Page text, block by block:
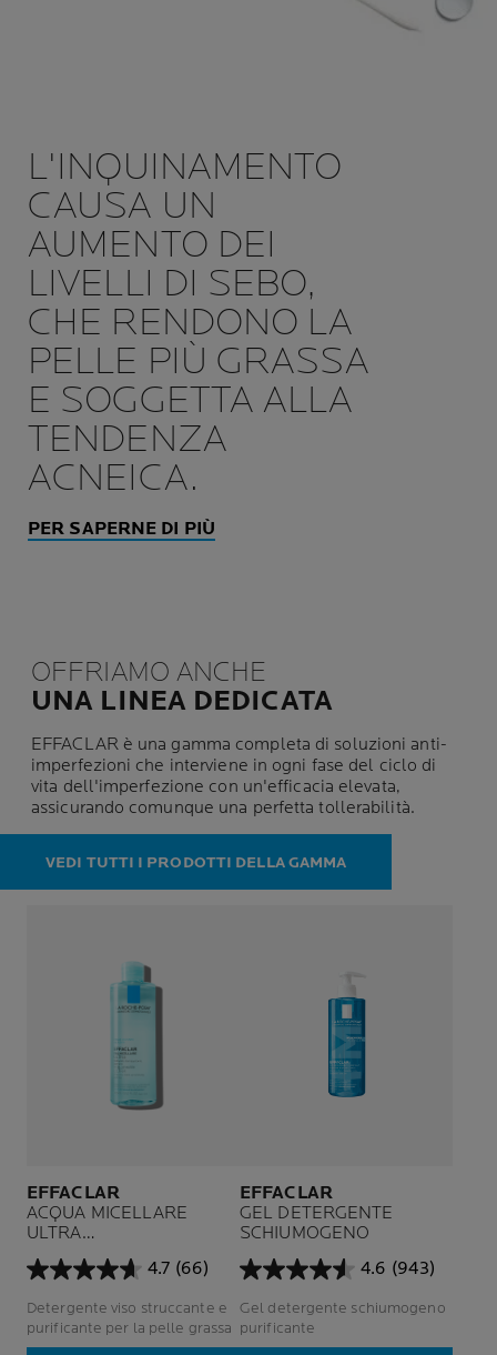
L'INQUINAMENTO
CAUSA UN
AUMENTO DEI
LIVELLI DI SEBO,
CHE RENDONO LA
PELLE PIÙ GRASSA
E SOGGETTA ALLA
TENDENZA
ACNEICA.
PER SAPERNE DI PIÙ
OFFRIAMO ANCHE
UNA LINEA DEDICATA
EFFACLAR è una gamma completa di soluzioni anti-
imperfezioni che interviene in ogni fase del ciclo di
vita dell'imperfezione con un'efficacia elevata,
assicurando comunque una perfetta tollerabilità.
VEDI TUTTI I PRODOTTI DELLA GAMMA
EFFACLAR
ACQUA MICELLARE
ULTRA
4.7 (66)
4.7
su
5
stelle.
Detergente viso struccante e
purificante per la pelle grassa
EFFACLAR
GEL DETERGENTE
SCHIUMOGENO
4.6 (943)
4.6
su
5
stelle.
Gel detergente schiumogeno
purificante